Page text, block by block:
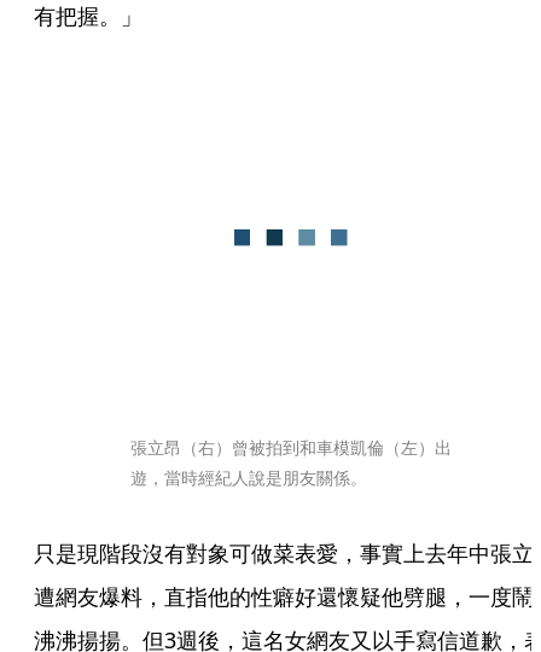
有把握。」
張立昂（右）曾被拍到和車模凱倫（左）出
遊，當時經紀人說是朋友關係。
只是現階段沒有對象可做菜表愛，事實上去年中張立
遭網友爆料，直指他的性癖好還懷疑他劈腿，一度鬧
沸沸揚揚。但3週後，這名女網友又以手寫信道歉，